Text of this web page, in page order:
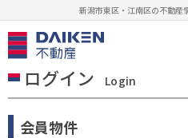
新潟市東区・江南区の不動産
ログイン Login
会員物件